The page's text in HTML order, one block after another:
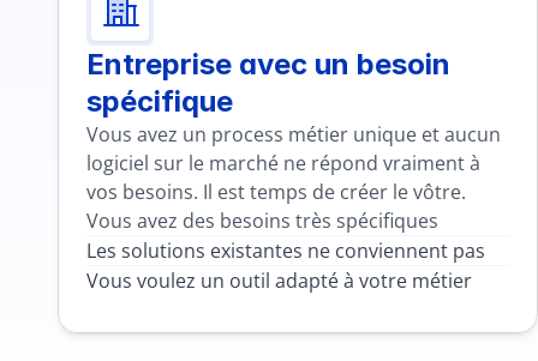
Entreprise avec un besoin
spécifique
Vous avez un process métier unique et aucun
logiciel sur le marché ne répond vraiment à
vos besoins. Il est temps de créer le vôtre.
Vous avez des besoins très spécifiques
Les solutions existantes ne conviennent pas
Vous voulez un outil adapté à votre métier